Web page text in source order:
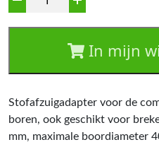
In mijn
Stofafzuigadapter voor de
boren, ook geschikt voor
mm, maximale boordiameter